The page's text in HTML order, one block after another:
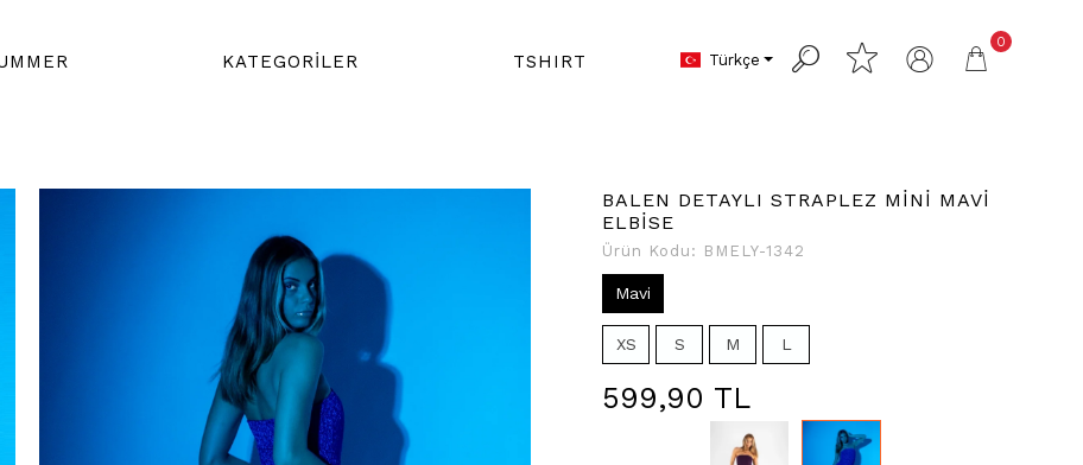
KATEGORİLER TSHIRT Türkçe
0
BALEN DETAYLI STRAPLEZ MİNİ MAVİ
ELBİSE
Ürün Kodu: BMELY-1342
Mavi
XS S M L
599,90 TL